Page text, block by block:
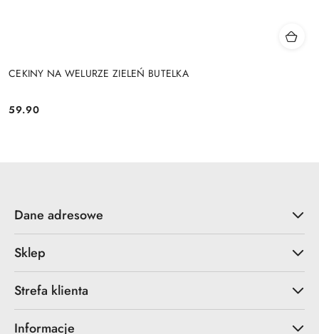
CEKINY NA WELURZE ZIELEŃ BUTELKA
Cena:
59.90
Dane adresowe
Sklep
Strefa klienta
Informacje